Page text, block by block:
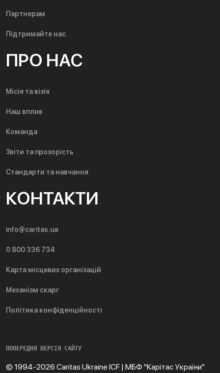
Партнерам
Підтримайте нас
ПРО НАС
Місія та візія
Наш вплив
Команда
Звіти та прозорість
Стандарти та навчання
КОНТАКТИ
info@caritas.ua
0 800 336 734
Карта місцевих організацій
Механізм скарг
Політика конфіденційності
ПОПЕРЕДНЯ ВЕРСІЯ САЙТУ
© 1994-2026 Caritas Ukraine ICF | МБФ "Карітас України"